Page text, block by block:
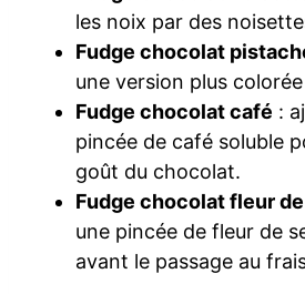
les noix par des
Fudge chocolat
une version plus
Fudge chocolat café :
pincée de café soluble
goût du chocolat.
Fudge chocolat fleur
une pincée de fleur de
avant le passage au